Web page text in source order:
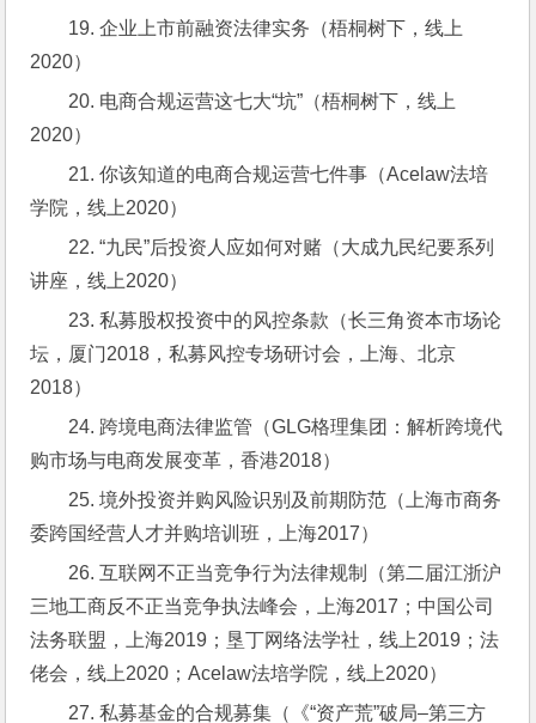
19. 企业上市前融资法律实务（梧桐树下，线上
2020）
20. 电商合规运营这七大“坑”（梧桐树下，线上
2020）
21. 你该知道的电商合规运营七件事（Acelaw法培
学院，线上2020）
22. “九民”后投资人应如何对赌（大成九民纪要系列
讲座，线上2020）
23. 私募股权投资中的风控条款（长三角资本市场论
坛，厦门2018，私募风控专场研讨会，上海、北京
2018）
24. 跨境电商法律监管（GLG格理集团：解析跨境代
购市场与电商发展变革，香港2018）
25. 境外投资并购风险识别及前期防范（上海市商务
委跨国经营人才并购培训班，上海2017）
26. 互联网不正当竞争行为法律规制（第二届江浙沪
三地工商反不正当竞争执法峰会，上海2017；中国公司
法务联盟，上海2019；垦丁网络法学社，线上2019；法
佬会，线上2020；Acelaw法培学院，线上2020）
27. 私募基金的合规募集（《“资产荒”破局–第三方